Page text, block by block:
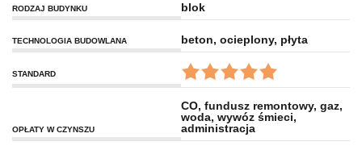
RODZAJ BUDYNKU blok
TECHNOLOGIA BUDOWLANA beton, ocieplony, płyta
STANDARD
OPŁATY W CZYNSZU
CO, fundusz remontowy, gaz,
woda, wywóz śmieci,
administracja